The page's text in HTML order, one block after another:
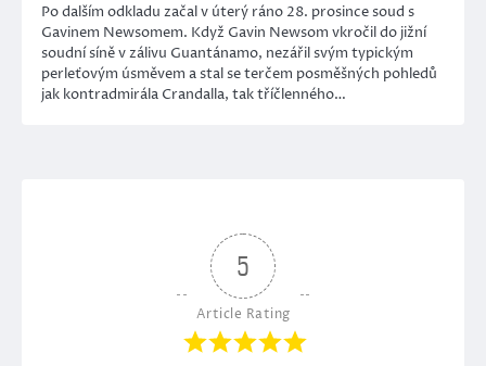
Po dalším odkladu začal v úterý ráno 28. prosince soud s
Gavinem Newsomem. Když Gavin Newsom vkročil do jižní
soudní síně v zálivu Guantánamo, nezářil svým typickým
perleťovým úsměvem a stal se terčem posměšných pohledů
jak kontradmirála Crandalla, tak tříčlenného…
5
Article Rating